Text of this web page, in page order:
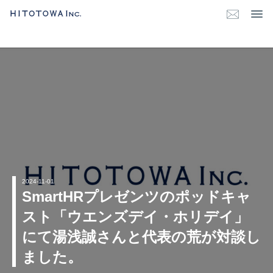
2024-11-01
SmartHRプレゼンツのポッドキャ
スト「ウエンズデイ・ホリデイ」
にて湯浅誠さんと代表の荒が対談し
ました。